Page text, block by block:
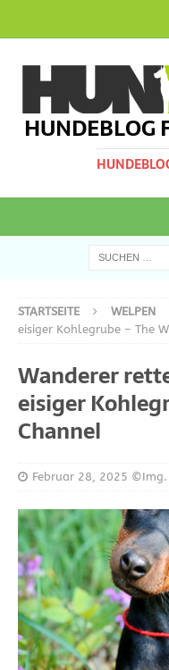
HUNDEBLOG
STARTSEITE WELPEN
eisiger Kohlegrube – The
Wanderer
eisiger
Channel
Februar 28, 2025 ©Img.